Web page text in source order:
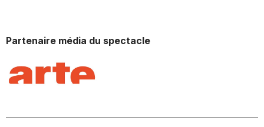
Partenaire média du spectacle